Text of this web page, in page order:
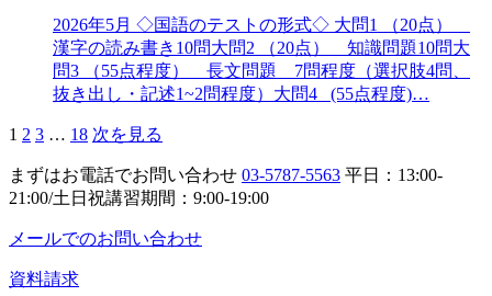
2026年5月 ◇国語のテストの形式◇ 大問1 （20点）
漢字の読み書き10問大問2 （20点） 知識問題10問大
問3 （55点程度） 長文問題 7問程度（選択肢4問、
抜き出し・記述1~2問程度）大問4 (55点程度)…
1 2 3 … 18 次を見る
まずはお電話でお問い合わせ 03-5787-5563 平日：13:00-
21:00/土日祝講習期間：9:00-19:00
メールでのお問い合わせ
資料請求